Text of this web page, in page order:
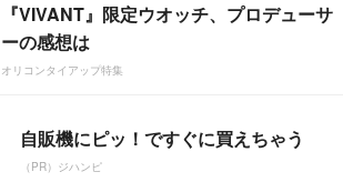
『VIVANT』限定ウオッチ、プロデューサ
ーの感想は
オリコンタイアップ特集
自販機にピッ！ですぐに買えちゃう
（PR）ジハンピ